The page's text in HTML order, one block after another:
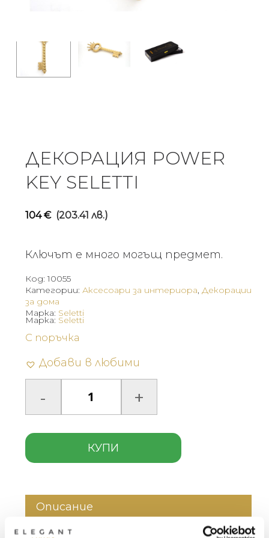
ДЕКОРАЦИЯ POWER
KEY SELETTI
104€ (203.41 лв.)
Ключът е много могъщ предмет.
Код:10055
Категории: Аксесоари за интериора, Декорации
за дома
Марка: Seletti
С поръчка
Добави в любими
КУПИ
Марка: Seletti
Описание
Допълнителна информация